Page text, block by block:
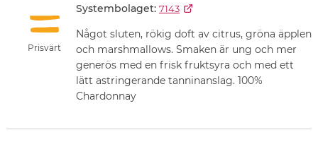
Prisvärt
Systembolaget: 7143
Något sluten, rökig doft av citrus, gröna äpplen
och marshmallows. Smaken är ung och mer
generös med en frisk fruktsyra och med ett
lätt astringerande tanninanslag. 100%
Chardonnay